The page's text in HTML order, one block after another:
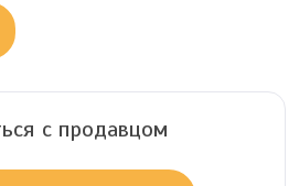
с продавцом